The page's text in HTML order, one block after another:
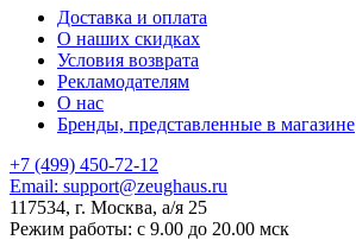
Доставка и оплата
О наших скидках
Условия возврата
Рекламодателям
О нас
Бренды, представленные в магазине
+7 (499) 450-72-12
Email: support@zeughaus.ru
117534, г. Москва, а/я 25
Режим работы: с 9.00 до 20.00 мск